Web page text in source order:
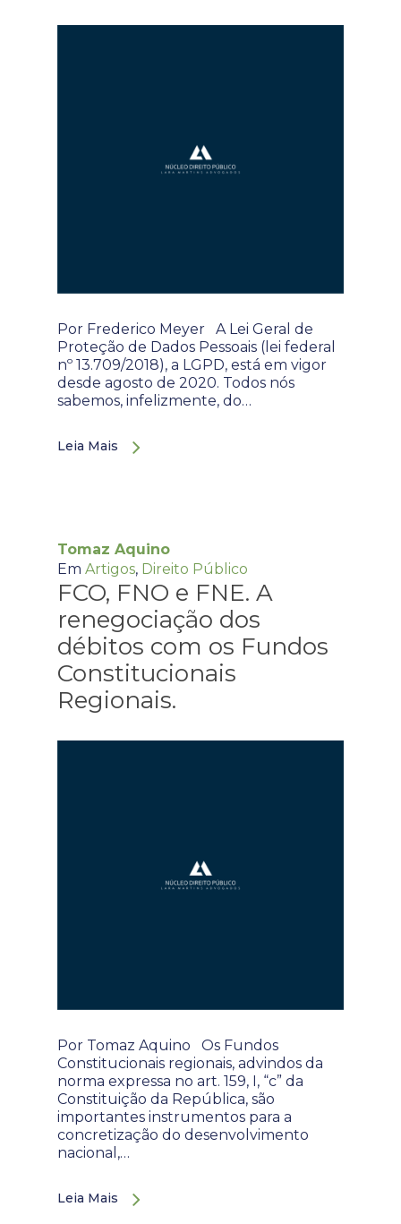
Por Frederico Meyer A Lei Geral de
Proteção de Dados Pessoais (lei federal
nº 13.709/2018), a LGPD, está em vigor
desde agosto de 2020. Todos nós
sabemos, infelizmente, do…
Leia Mais
Tomaz Aquino
Em Artigos, Direito Público
FCO, FNO e FNE. A
renegociação dos
débitos com os Fundos
Constitucionais
Regionais.
Por Tomaz Aquino Os Fundos
Constitucionais regionais, advindos da
norma expressa no art. 159, I, “c” da
Constituição da República, são
importantes instrumentos para a
concretização do desenvolvimento
nacional,…
Leia Mais